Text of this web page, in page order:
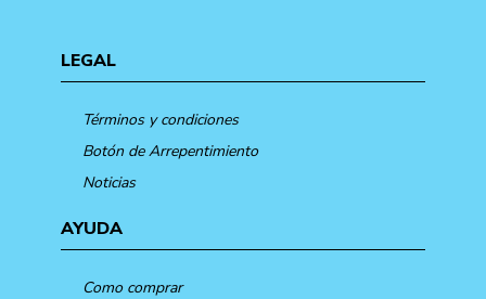
LEGAL
Términos y condiciones
Botón de Arrepentimiento
Noticias
AYUDA
Como comprar